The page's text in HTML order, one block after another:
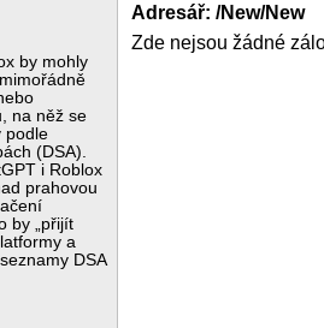
by mohly
mimořádně
na něž se
podle
(DSA).
i Roblox
prahovou
by „přijít
a
DSA
Adresář: /New/New
Zde nejsou žádné